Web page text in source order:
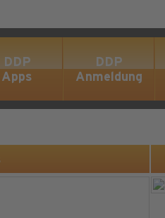
DDP
Apps
DDP
Anmeldung